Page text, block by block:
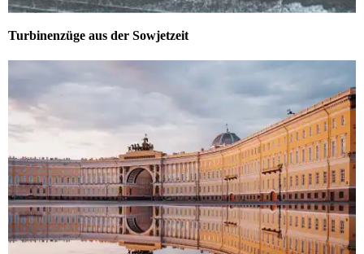
Turbinenzüge aus der Sowjetzeit